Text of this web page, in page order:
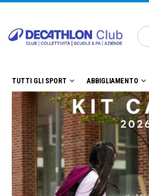
TUTTI GLI SPORT ABBIGLIAMENTO